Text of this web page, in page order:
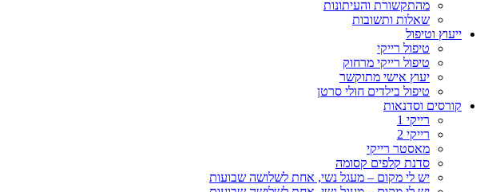
מהתקשורת והעיתונות
שאלות ותשובות
ייעוץ וטיפול
טיפול רייקי
טיפול רייקי מרחוק
יעוץ אישי מתוקשר
טיפול בילדים חולי סרטן
קורסים וסדנאות
רייקי 1
רייקי 2
מאסטר רייקי
סדנת קלפים קסומה
יש לי מקום – מעגל נשי, אחת לשלושה שבועות